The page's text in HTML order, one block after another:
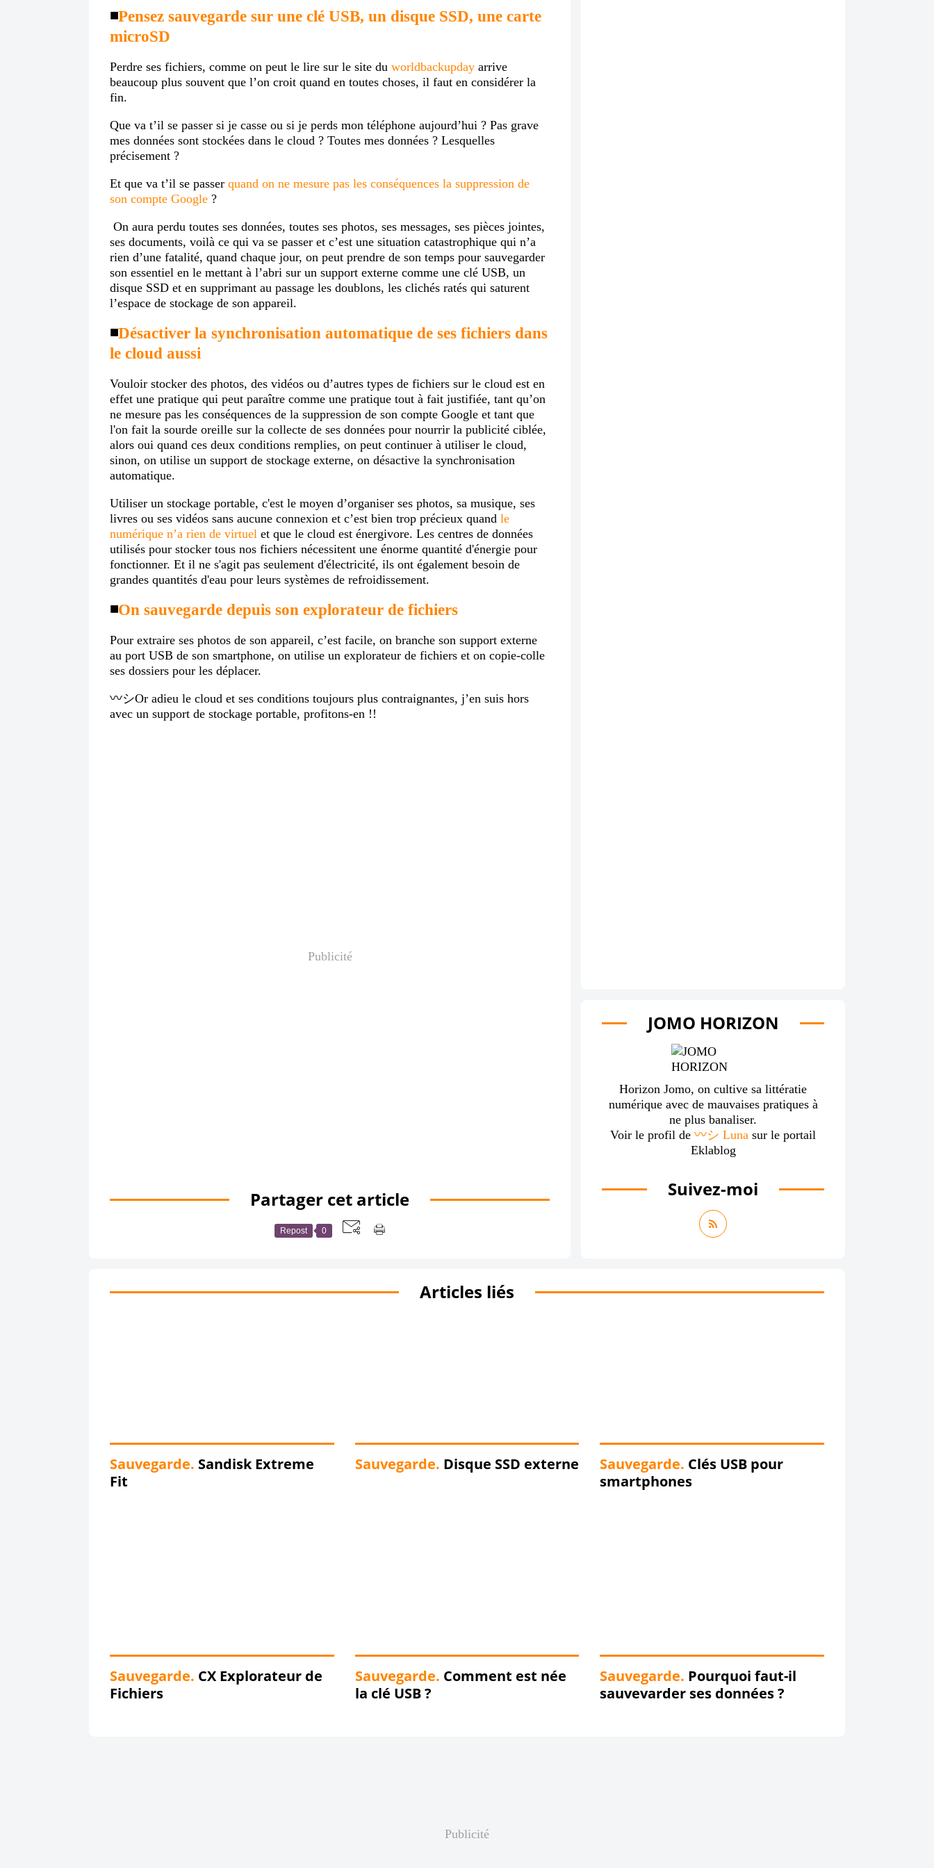
◾️Pensez sauvegarde sur une clé USB, un disque SSD, une carte
microSD
Perdre ses fichiers, comme on peut le lire sur le site du worldbackupday arrive
beaucoup plus souvent que l’on croit quand en toutes choses, il faut en considérer la
fin.
Que va t’il se passer si je casse ou si je perds mon téléphone aujourd’hui ? Pas grave
mes données sont stockées dans le cloud ? Toutes mes données ? Lesquelles
précisement ?
Et que va t’il se passer quand on ne mesure pas les conséquences la suppression de
son compte Google ?
On aura perdu toutes ses données, toutes ses photos, ses messages, ses pièces jointes,
ses documents, voilà ce qui va se passer et c’est une situation catastrophique qui n’a
rien d’une fatalité, quand chaque jour, on peut prendre de son temps pour sauvegarder
son essentiel en le mettant à l’abri sur un support externe comme une clé USB, un
disque SSD et en supprimant au passage les doublons, les clichés ratés qui saturent
l’espace de stockage de son appareil.
◾️Désactiver la synchronisation automatique de ses fichiers dans
le cloud aussi
Vouloir stocker des photos, des vidéos ou d’autres types de fichiers sur le cloud est en
effet une pratique qui peut paraître comme une pratique tout à fait justifiée, tant qu’on
ne mesure pas les conséquences de la suppression de son compte Google et tant que
l'on fait la sourde oreille sur la collecte de ses données pour nourrir la publicité ciblée,
alors oui quand ces deux conditions remplies, on peut continuer à utiliser le cloud,
sinon, on utilise un support de stockage externe, on désactive la synchronisation
automatique.
Utiliser un stockage portable, c'est le moyen d’organiser ses photos, sa musique, ses
livres ou ses vidéos sans aucune connexion et c’est bien trop précieux quand le
numérique n’a rien de virtuel et que le cloud est énergivore. Les centres de données
utilisés pour stocker tous nos fichiers nécessitent une énorme quantité d'énergie pour
fonctionner. Et il ne s'agit pas seulement d'électricité, ils ont également besoin de
grandes quantités d'eau pour leurs systèmes de refroidissement.
◾️On sauvegarde depuis son explorateur de fichiers
Pour extraire ses photos de son appareil, c’est facile, on branche son support externe
au port USB de son smartphone, on utilise un explorateur de fichiers et on copie-colle
ses dossiers pour les déplacer.
〰️シOr adieu le cloud et ses conditions toujours plus contraignantes, j’en suis hors
avec un support de stockage portable, profitons-en !!
Publicité
Partager cet article
Repost 0
JOMO HORIZON
Horizon Jomo, on cultive sa littératie
numérique avec de mauvaises pratiques à
ne plus banaliser.
Voir le profil de 〰️シ Luna sur le portail
Eklablog
Suivez-moi
Articles liés
Sauvegarde. Sandisk Extreme
Fit
Sauvegarde. Disque SSD externe Sauvegarde.
smartphones
Sauvegarde. CX Explorateur de
Fichiers
Sauvegarde. Comment est née
la clé USB ?
Sauvegarde. Pourquoi faut-il
sauvevarder ses données ?
Publicité